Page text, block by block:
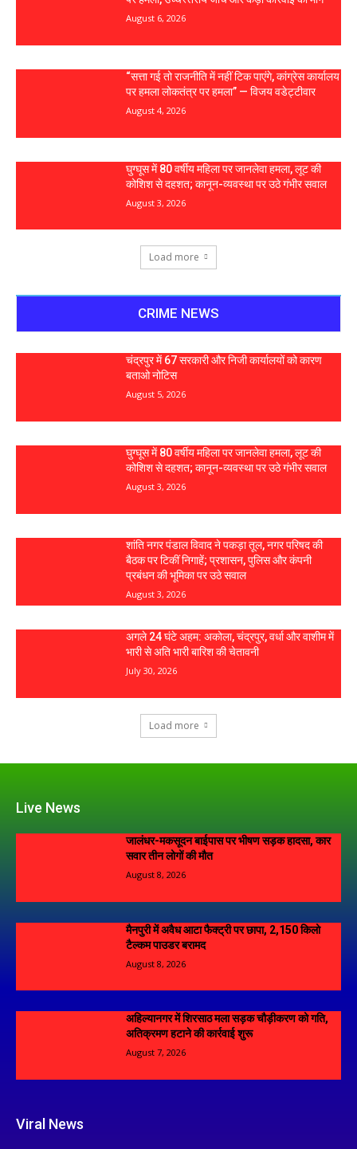
August 6, 2026
“सत्ता गई तो राजनीति में नहीं टिक पाएंगे, कांग्रेस कार्यालय
पर हमला लोकतंत्र पर हमला” — विजय वडेट्टीवार
August 4, 2026
घुग्घूस में 80 वर्षीय महिला पर जानलेवा हमला, लूट की
कोशिश से दहशत; कानून-व्यवस्था पर उठे गंभीर सवाल
August 3, 2026
Load more
CRIME NEWS
चंद्रपुर में 67 सरकारी और निजी कार्यालयों को कारण
बताओ नोटिस
August 5, 2026
घुग्घूस में 80 वर्षीय महिला पर जानलेवा हमला, लूट की
कोशिश से दहशत; कानून-व्यवस्था पर उठे गंभीर सवाल
August 3, 2026
शांति नगर पंडाल विवाद ने पकड़ा तूल, नगर परिषद की
बैठक पर टिकीं निगाहें; प्रशासन, पुलिस और कंपनी
प्रबंधन की भूमिका पर उठे सवाल
August 3, 2026
अगले 24 घंटे अहम: अकोला, चंद्रपुर, वर्धा और वाशीम में
भारी से अति भारी बारिश की चेतावनी
July 30, 2026
Load more
Live News
जालंधर-मकसूदन बाईपास पर भीषण सड़क हादसा, कार
सवार तीन लोगों की मौत
August 8, 2026
मैनपुरी में अवैध आटा फैक्ट्री पर छापा, 2,150 किलो
टैल्कम पाउडर बरामद
August 8, 2026
अहिल्यानगर में शिरसाठ मला सड़क चौड़ीकरण को गति,
अतिक्रमण हटाने की कार्रवाई शुरू
August 7, 2026
Viral News